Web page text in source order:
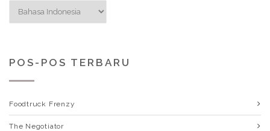
POS-POS TERBARU
Foodtruck Frenzy
The Negotiator